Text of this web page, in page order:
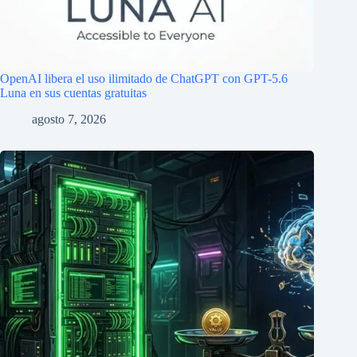
OpenAI libera el uso ilimitado de ChatGPT con GPT-5.6
Luna en sus cuentas gratuitas
agosto 7, 2026